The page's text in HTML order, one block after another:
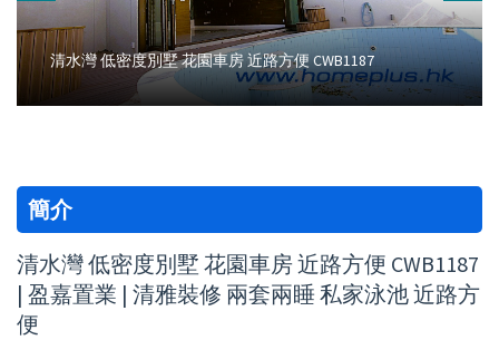
清水灣 低密度別墅 花園車房 近路方便 CWB1187
簡介
清水灣 低密度別墅 花園車房 近路方便 CWB1187
| 盈嘉置業 | 清雅裝修 兩套兩睡 私家泳池 近路方
便